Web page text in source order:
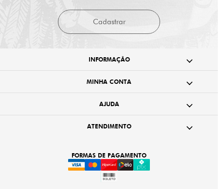
Cadastrar
INFORMAÇÃO
MINHA CONTA
AJUDA
ATENDIMENTO
FORMAS DE PAGAMENTO